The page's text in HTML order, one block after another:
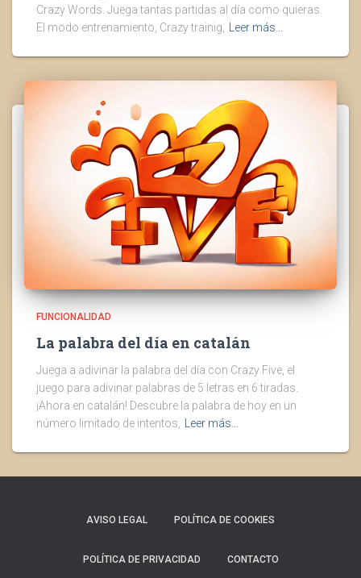
Crazy Words. Juega tantas partidas al día como quieras.
El modo entrenamiento, Crazy trainig, Leer más…
FUNCIONALIDAD
La palabra del día en catalán
Juega a adivinar la palabra del día con Crazy Five, el
juego para adivinar palabras de 5 letras en 6 tiradas.
¡Ahora en catalán! Descubre la palabra de hoy en un
número limitado de intentos,
Leer más…
AVISO LEGAL POLÍTICA DE COOKIES
POLÍTICA DE PRIVACIDAD CONTACTO